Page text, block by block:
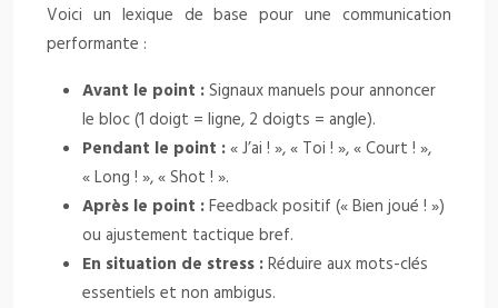
Voici un lexique de base pour une communication
performante :
Avant le point :Signaux manuels pour annoncer
le bloc (1 doigt = ligne, 2 doigts = angle).
Pendant le point :« J’ai ! », « Toi ! », « Court ! »,
« Long ! », « Shot ! ».
Après le point :Feedback positif (« Bien joué ! »)
ou ajustement tactique bref.
En situation de stress :Réduire aux mots-clés
essentiels et non ambigus.